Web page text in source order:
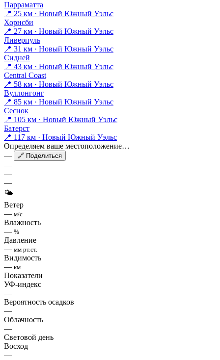
Парраматта
📍 25 км · Новый Южный Уэльс
Хорнсби
📍 27 км · Новый Южный Уэльс
Ливерпуль
📍 31 км · Новый Южный Уэльс
Сидней
📍 43 км · Новый Южный Уэльс
Central Coast
📍 58 км · Новый Южный Уэльс
Вуллонгонг
📍 85 км · Новый Южный Уэльс
Сеснок
📍 105 км · Новый Южный Уэльс
Батерст
📍 117 км · Новый Южный Уэльс
Определяем ваше местоположение…
—
🔗 Поделиться
—
—
—
🌤
Ветер
— м/с
Влажность
— %
Давление
— мм рт.ст.
Видимость
— км
Показатели
УФ-индекс
—
Вероятность осадков
—
Облачность
—
Световой день
Восход
—